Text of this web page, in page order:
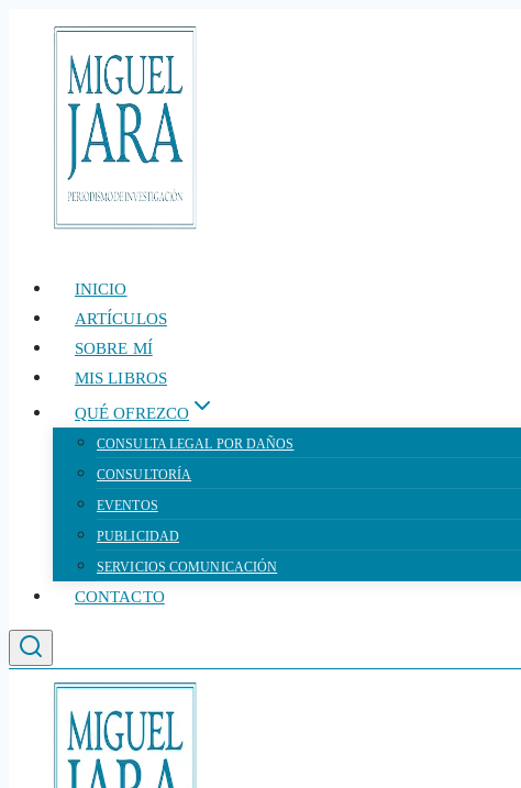
contenido
INICIO
ARTÍCULOS
SOBRE MÍ
MIS LIBROS
QUÉ OFREZCO
CONSULTA LEGAL POR DAÑOS
CONSULTORÍA
EVENTOS
PUBLICIDAD
SERVICIOS COMUNICACIÓN
CONTACTO